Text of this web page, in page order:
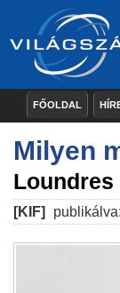
FŐOLDAL
Milyen
Loundres
[KIF]